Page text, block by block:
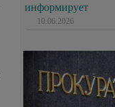
информирует
10.06.2026